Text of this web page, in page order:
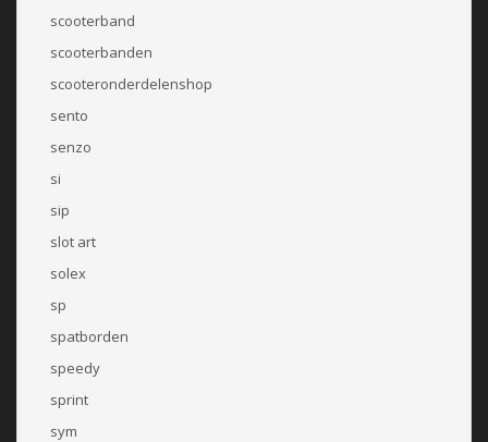
scooterband
scooterbanden
scooteronderdelenshop
sento
senzo
si
sip
slot art
solex
sp
spatborden
speedy
sprint
sym